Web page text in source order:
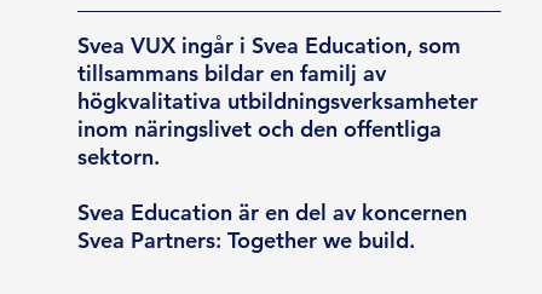
Svea VUX ingår i Svea Education, som
tillsammans bildar en familj av
högkvalitativa utbildningsverksamheter
inom näringslivet och den offentliga
sektorn.
Svea Education är en del av koncernen
Svea Partners: Together we build.